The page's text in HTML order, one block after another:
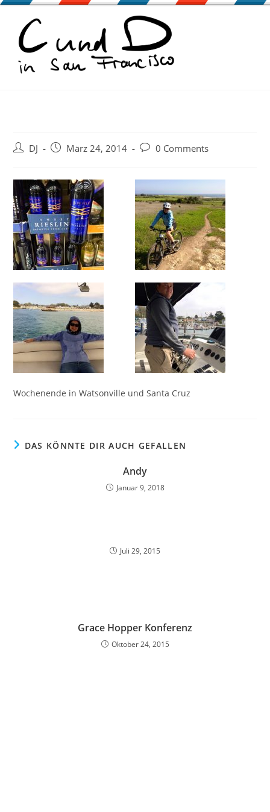
Zum
springen
Beitrags-
DJ
BeitragMärz 24, 2014
Beitrags-
0 Comments
Wochenende in Watsonville und Santa Cruz
DAS KÖNNTE DIR AUCH GEFALLEN
Andy
Januar 9, 2018
Juli 29, 2015
Grace Hopper Konferenz
Oktober 24, 2015